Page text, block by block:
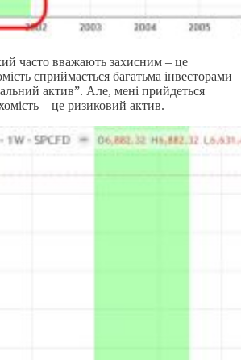
часто вважають захисним – це
сприймається багатьма інвесторами
актив”. Але, мені прийдеться
– це ризиковий актив.